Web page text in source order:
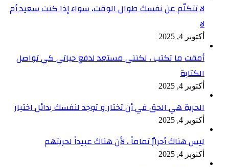
لا تتكلّم عن نفسك طوال الوقت، سواء إذا كنت سعيد أم
لا
أكتوبر 4, 2025
أمقت ما تكتب ، لكنني مستعد لدفع حياتي كي تواصل
الكتابة
أكتوبر 4, 2025
الحرية هي الحق في أن تختار و توجد لنفسك بدائل اختيار
أكتوبر 4, 2025
ليس هناك أحرارٌ تماماً ، لأن هناك عبيداً لحريتهم
أكتوبر 4, 2025